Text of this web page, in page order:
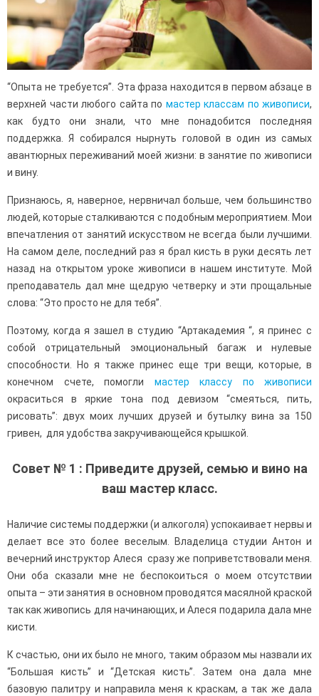
“Опыта не требуется”. Эта фраза находится в первом абзаце в
верхней части любого сайта по мастер классам по живописи,
как будто они знали, что мне понадобится последняя
поддержка. Я собирался нырнуть головой в один из самых
авантюрных переживаний моей жизни: в занятие по живописи
и вину.
Признаюсь, я, наверное, нервничал больше, чем большинство
людей, которые сталкиваются с подобным мероприятием. Мои
впечатления от занятий искусством не всегда были лучшими.
На самом деле, последний раз я брал кисть в руки десять лет
назад на открытом уроке живописи в нашем институте. Мой
преподаватель дал мне щедрую четверку и эти прощальные
слова: “Это просто не для тебя”.
Поэтому, когда я зашел в студию “Артакадемия “, я принес с
собой отрицательный эмоциональный багаж и нулевые
способности. Но я также принес еще три вещи, которые, в
конечном счете, помогли мастер классу по живописи
окраситься в яркие тона под девизом “смеяться, пить,
рисовать”: двух моих лучших друзей и бутылку вина за 150
гривен, для удобства закручивающейся крышкой.
Совет № 1 : Приведите друзей, семью и вино на
ваш мастер класс.
Наличие системы поддержки (и алкоголя) успокаивает нервы и
делает все это более веселым. Владелица студии Антон и
вечерний инструктор Алеся сразу же поприветствовали меня.
Они оба сказали мне не беспокоиться о моем отсутствии
опыта – эти занятия в основном проводятся масялной краской
так как живопись для начинающих, и Алеся подарила дала мне
кисти.
К счастью, они их было не много, таким образом мы назвали их
“Большая кисть” и “Детская кисть”. Затем она дала мне
базовую палитру и направила меня к краскам, а так же дала